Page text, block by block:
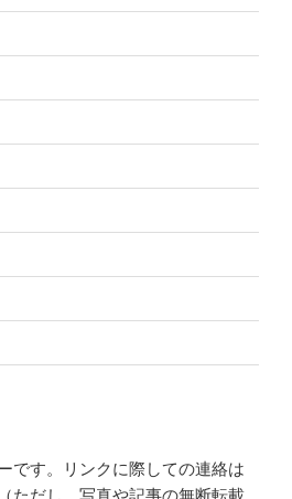
です。リンクに際しての連絡は